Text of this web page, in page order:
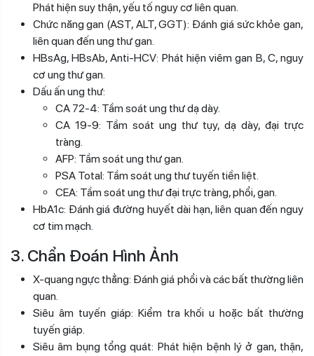
Phát hiện suy thận, yếu tố nguy cơ liên quan.
Chức năng gan (AST, ALT, GGT): Đánh giá sức khỏe gan,
liên quan đến ung thư gan.
HBsAg, HBsAb, Anti-HCV: Phát hiện viêm gan B, C, nguy
cơ ung thư gan.
Dấu ấn ung thư:
CA 72-4: Tầm soát ung thư dạ dày.
CA 19-9: Tầm soát ung thư tụy, dạ dày, đại trực
tràng.
AFP: Tầm soát ung thư gan.
PSA Total: Tầm soát ung thư tuyến tiền liệt.
CEA: Tầm soát ung thư đại trực tràng, phổi, gan.
HbA1c: Đánh giá đường huyết dài hạn, liên quan đến nguy
cơ tim mạch.
3. Chẩn Đoán Hình Ảnh
X-quang ngực thẳng: Đánh giá phổi và các bất thường liên
quan.
Siêu âm tuyến giáp: Kiểm tra khối u hoặc bất thường
tuyến giáp.
Siêu âm bụng tổng quát: Phát hiện bệnh lý ở gan, thận,